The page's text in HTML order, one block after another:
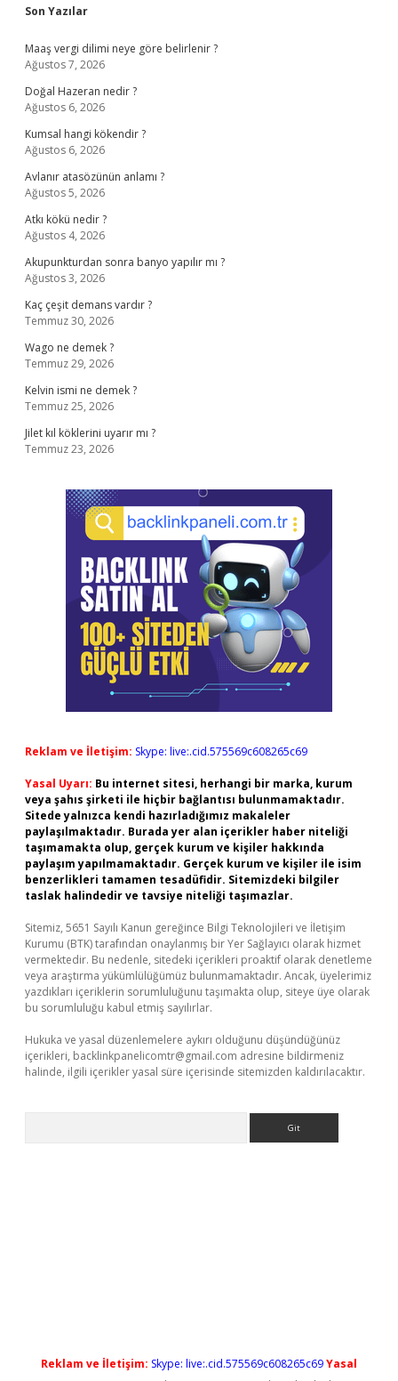
Sidebar
Son Yazılar
Maaş vergi dilimi neye göre belirlenir ?
Ağustos 7, 2026
Doğal Hazeran nedir ?
Ağustos 6, 2026
Kumsal hangi kökendir ?
Ağustos 6, 2026
Avlanır atasözünün anlamı ?
Ağustos 5, 2026
Atkı kökü nedir ?
Ağustos 4, 2026
Akupunkturdan sonra banyo yapılır mı ?
Ağustos 3, 2026
Kaç çeşit demans vardır ?
Temmuz 30, 2026
Wago ne demek ?
Temmuz 29, 2026
Kelvin ismi ne demek ?
Temmuz 25, 2026
Jilet kıl köklerini uyarır mı ?
Temmuz 23, 2026
Reklam ve İletişim: Skype: live:.cid.575569c608265c69
Yasal Uyarı: Bu internet sitesi, herhangi bir marka, kurum
veya şahıs şirketi ile hiçbir bağlantısı bulunmamaktadır.
Sitede yalnızca kendi hazırladığımız makaleler
paylaşılmaktadır. Burada yer alan içerikler haber niteliği
taşımamakta olup, gerçek kurum ve kişiler hakkında
paylaşım yapılmamaktadır. Gerçek kurum ve kişiler ile isim
benzerlikleri tamamen tesadüfidir. Sitemizdeki bilgiler
taslak halindedir ve tavsiye niteliği taşımazlar.
Sitemiz, 5651 Sayılı Kanun gereğince Bilgi Teknolojileri ve İletişim
Kurumu (BTK) tarafından onaylanmış bir Yer Sağlayıcı olarak hizmet
vermektedir. Bu nedenle, sitedeki içerikleri proaktif olarak denetleme
veya araştırma yükümlülüğümüz bulunmamaktadır. Ancak, üyelerimiz
yazdıkları içeriklerin sorumluluğunu taşımakta olup, siteye üye olarak
bu sorumluluğu kabul etmiş sayılırlar.
Hukuka ve yasal düzenlemelere aykırı olduğunu düşündüğünüz
içerikleri, backlinkpanelicomtr@gmail.com adresine bildirmeniz
halinde, ilgili içerikler yasal süre içerisinde sitemizden kaldırılacaktır.
Reklam ve İletişim: Skype: live:.cid.575569c608265c69Yasal